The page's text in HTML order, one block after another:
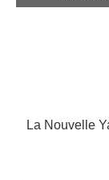
La Nouvelle